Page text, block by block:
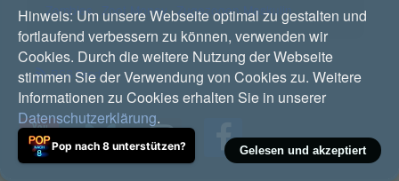
Zombies Zoot Money Zugezogen Maskulin
RSS Feed
Hinweis: Um unsere Webseite optimal zu gestalten und
fortlaufend verbessern zu können, verwenden wir
Cookies. Durch die weitere Nutzung der Webseite
stimmen Sie der Verwendung von Cookies zu. Weitere
Informationen zu Cookies erhalten Sie in unserer
Datenschutzerklärung.
Gelesen und akzeptiert
Pop nach 8 unterstützen?